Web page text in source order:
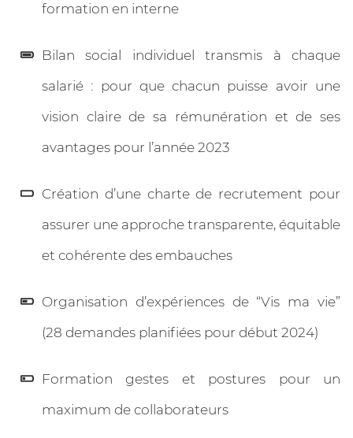
formation en interne
Bilan social individuel transmis à chaque
salarié : pour que chacun puisse avoir une
vision claire de sa rémunération et de ses
avantages pour l’année 2023
Création d’une charte de recrutement pour
assurer une approche transparente, équitable
et cohérente des embauches
Organisation d’expériences de “Vis ma vie”
(28 demandes planifiées pour début 2024)
Formation gestes et postures pour un
maximum de collaborateurs